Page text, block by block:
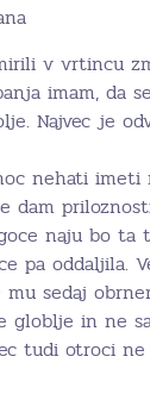
v vrtincu
imam, da
Najvec je
nehati imeti
dam
naju bo ta
pa oddaljila.
mu sedaj
globlje in ne
tudi otroci